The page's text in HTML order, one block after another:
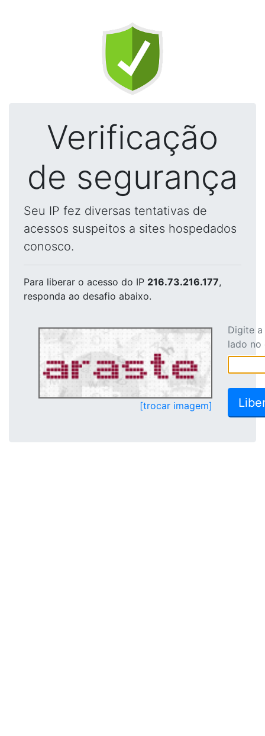
Verificação
de segurança
Seu IP fez diversas tentativas de
acessos suspeitos a sites hospedados
conosco.
Para liberar o acesso do IP 216.73.216.177,
responda ao desafio abaixo.
[trocar imagem]
Digite
lado no